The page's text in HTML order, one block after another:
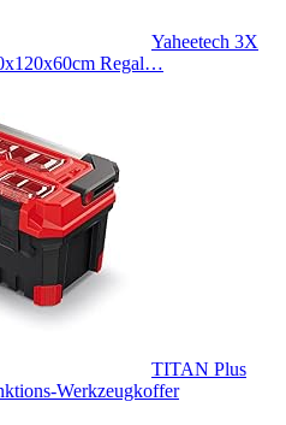
Yaheetech 3X
Regal…
TITAN Plus
Werkzeugkoffer